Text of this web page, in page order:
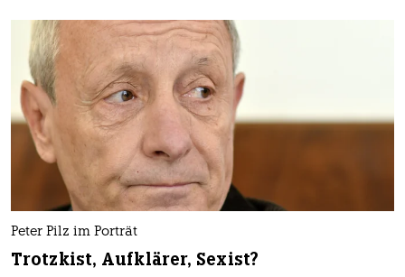
Peter Pilz im Porträt
Trotzkist, Aufklärer, Sexist?